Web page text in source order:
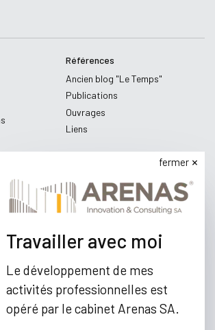
Références
Ancien blog "Le Temps"
Publications
Ouvrages
Liens
fermer
Travailler avec moi
Le développement de mes
activités professionnelles est
opéré par le cabinet Arenas SA.